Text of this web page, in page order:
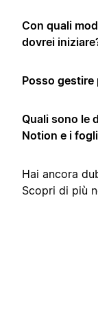
Con quali
dovrei
Posso
Quali sono le
Notion e i
Hai ancora
Scopri di più